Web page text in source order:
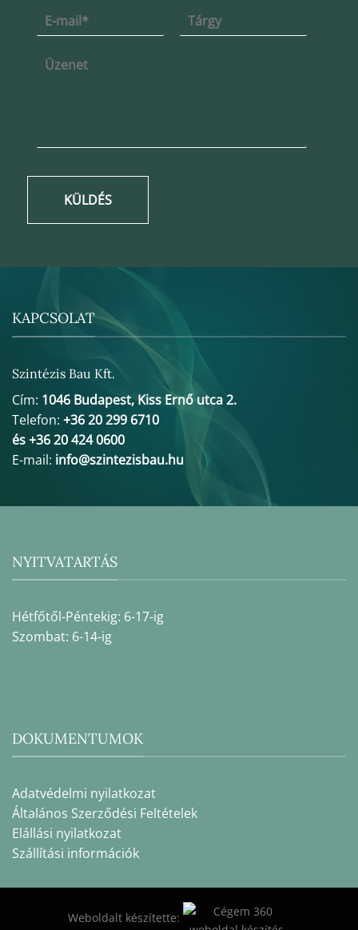
KÜLDÉS
KAPCSOLAT
Szintézis Bau Kft.
Cím: 1046 Budapest, Kiss Ernő utca 2.
Telefon: +36 20 299 6710
és +36 20 424 0600
E-mail: info@szintezisbau.hu
NYITVATARTÁS
Hétfőtől-Péntekig: 6-17-ig
Szombat: 6-14-ig
DOKUMENTUMOK
Adatvédelmi nyilatkozat
Általános Szerződési Feltételek
Elállási nyilatkozat
Szállítási információk
Weboldalt készítette: